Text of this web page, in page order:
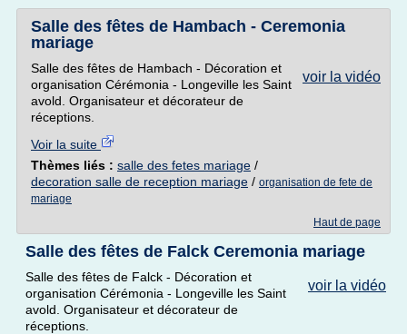
Salle des fêtes de Hambach - Ceremonia
mariage
voir la vidéo
Salle des fêtes de Hambach - Décoration et
organisation Cérémonia - Longeville les Saint
avold. Organisateur et décorateur de
réceptions.
Voir la suite
Thèmes liés : salle des fetes mariage /
decoration salle de reception mariage / organisation de fete de
mariage
Haut de page
Salle des fêtes de Falck Ceremonia mariage
voir la vidéo
Salle des fêtes de Falck - Décoration et
organisation Cérémonia - Longeville les Saint
avold. Organisateur et décorateur de
réceptions.